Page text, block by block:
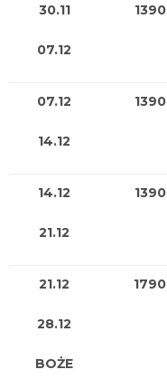
30.11
07.12
1390
07.12
14.12
1390
14.12
21.12
1390
21.12
28.12
BOŻE
1790